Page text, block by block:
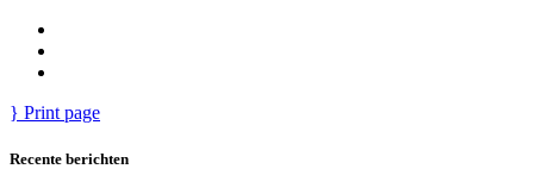
Print page
Recente berichten